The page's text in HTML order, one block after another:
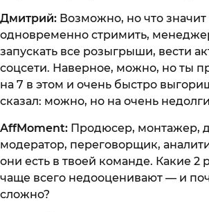
Дмитрий: Возможно, но что значит
одновременно стримить,
запускать все розыгрыши, вести
соцсети. Наверное, можно, но ты
на 7 в этом и очень быстро
сказал: можно, но на очень
AffMoment: Продюсер, монтажер,
модератор, переговорщик,
они есть в твоей команде. Какие 2
чаще всего недооценивают — и
сложно?